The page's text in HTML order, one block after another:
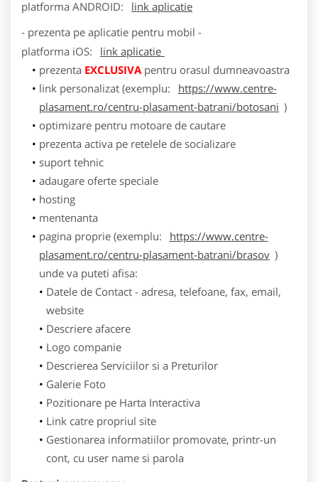
platforma ANDROID:
link aplicatie
- prezenta pe aplicatie pentru mobil -
platforma iOS:
link aplicatie
prezenta EXCLUSIVApentru orasul dumneavoastra
link personalizat (exemplu:
https://www.centre-
plasament.ro/centru-plasament-batrani/botosani )
optimizare pentru motoare de cautare
prezenta activa pe retelele de socializare
suport tehnic
adaugare oferte speciale
hosting
mentenanta
pagina proprie (exemplu:
https://www.centre-
plasament.ro/centru-plasament-batrani/brasov )
unde va puteti afisa:
Datele de Contact - adresa, telefoane, fax, email,
website
Descriere afacere
Logo companie
Descrierea Serviciilor si a Preturilor
Galerie Foto
Pozitionare pe Harta Interactiva
Link catre propriul site
Gestionarea informatiilor promovate, printr-un
cont, cu user name si parola